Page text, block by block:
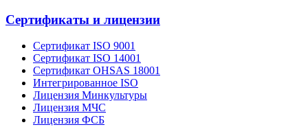
Сертификаты и лицензии
Сертификат ISO 9001
Сертификат ISO 14001
Сертификат OHSAS 18001
Интегрированное ISO
Лицензия Минкультуры
Лицензия МЧС
Лицензия ФСБ